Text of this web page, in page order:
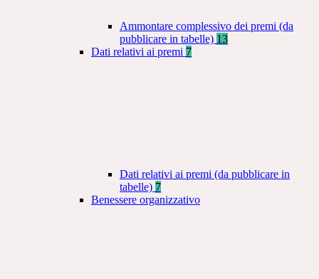
Ammontare complessivo dei premi (da
pubblicare in tabelle) 13
Dati relativi ai premi 7
Dati relativi ai premi (da pubblicare in
tabelle) 7
Benessere organizzativo